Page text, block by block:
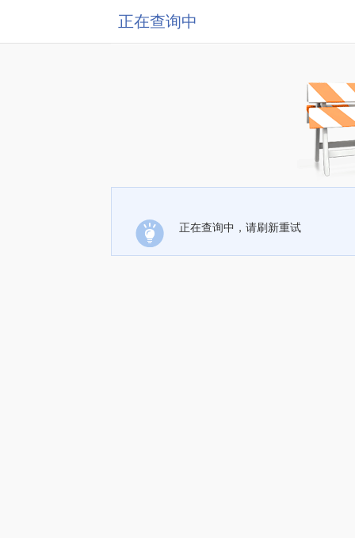
正在查询中
正在查询中，请刷新重试